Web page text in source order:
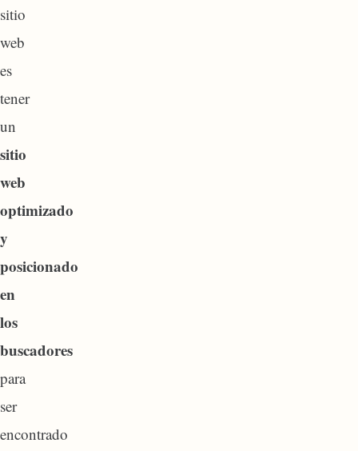
sitio
web
es
tener
un
sitio
web
optimizado
y
posicionado
en
los
buscadores
para
ser
encontrado